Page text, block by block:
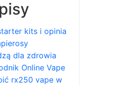
kits i opinia
dla zdrowia
Online Vape
rx250 vape w